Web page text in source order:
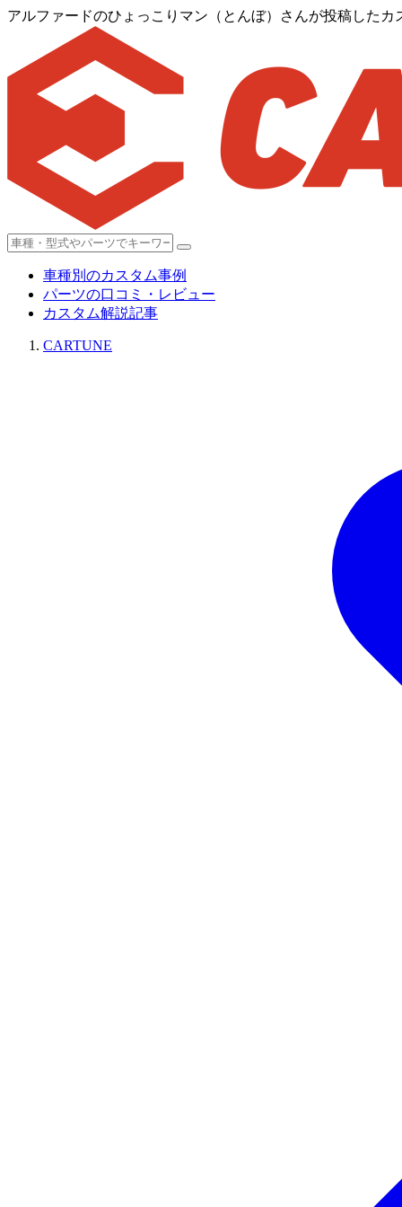
アルファードのひょっこりマン（とんぼ）さんが投稿したカ
車種別のカスタム事例
パーツの口コミ・レビュー
カスタム解説記事
CARTUNE